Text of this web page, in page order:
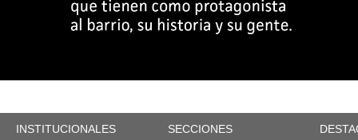
INSTITUCIONALES SECCIONES